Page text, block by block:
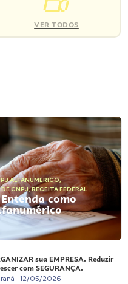
VER TODOS
ALFANUMÉRICO,
CNPJ,RECEITA FEDERAL
como
sua EMPRESA. Reduzir
com SEGURANÇA.
12/05/2026